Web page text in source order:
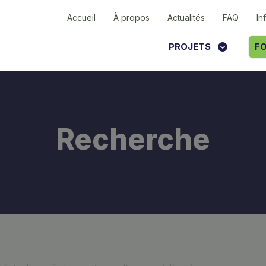
Accueil À propos Actualités FAQ
PROJETS
Recherche